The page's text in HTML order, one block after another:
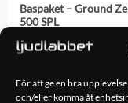
För att ge en bra
och/eller komma åt
Baspaket – Ground
500 SPL
5,000.00
LÄGG TILL I